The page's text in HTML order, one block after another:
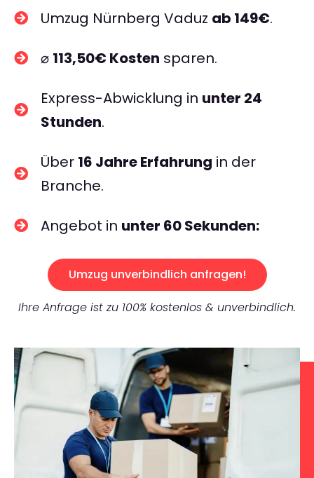
Umzug Nürnberg Vaduz ab 149€.
⌀ 113,50€ Kosten sparen.
Express-Abwicklung in unter 24
Stunden.
Über 16 Jahre Erfahrung in der
Branche.
Angebot in unter 60 Sekunden:
Umzug unverbindlich anfragen!
Ihre Anfrage ist zu 100% kostenlos & unverbindlich.